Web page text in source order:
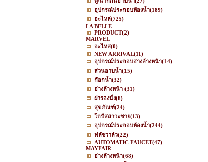
อุปกรณ์ประกอบห้องน้ำ(189)
อะไหล่(725)
LA BELLE
PRODUCT(2)
MARVEL
อะไหล่(0)
NEW ARRIVAL(11)
อุปกรณ์ประกอบอ่างล้างหน้า(14)
ส่วนอาบน้ำ(15)
ก๊อกน้ำ(32)
อ่างล้างหน้า (31)
ฝารองนั่ง(8)
สุขภัณฑ์(24)
โถปัสสาวะชาย(13)
อุปกรณ์ประกอบห้องน้ำ(244)
ฟลัชวาล์ว(22)
AUTOMATIC FAUCET(47)
MAYFAIR
อ่างล้างหน้า(68)